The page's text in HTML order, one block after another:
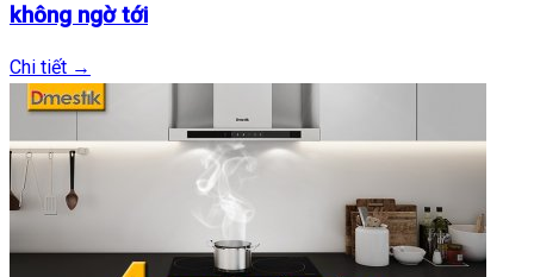
không ngờ tới
Chi tiết →